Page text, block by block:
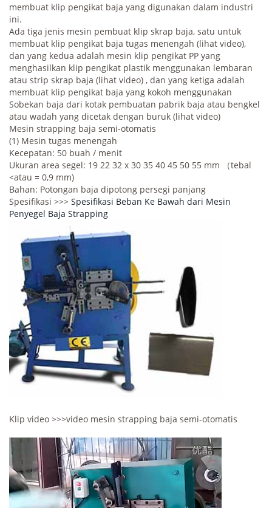
membuat klip pengikat baja yang digunakan dalam industri
ini.
Ada tiga jenis mesin pembuat klip skrap baja, satu untuk
membuat klip pengikat baja tugas menengah (lihat video),
dan yang kedua adalah mesin klip pengikat PP yang
menghasilkan klip pengikat plastik menggunakan lembaran
atau strip skrap baja (lihat video) , dan yang ketiga adalah
membuat klip pengikat baja yang kokoh menggunakan
Sobekan baja dari kotak pembuatan pabrik baja atau bengkel
atau wadah yang dicetak dengan buruk (lihat video)
Mesin strapping baja semi-otomatis
(1) Mesin tugas menengah
Kecepatan: 50 buah / menit
Ukuran area segel: 19 22 32 x 30 35 40 45 50 55 mm （tebal
<atau = 0,9 mm)
Bahan: Potongan baja dipotong persegi panjang
Spesifikasi >>> Spesifikasi Beban Ke Bawah dari Mesin
Penyegel Baja Strapping
Klip video >>>video mesin strapping baja semi-otomatis